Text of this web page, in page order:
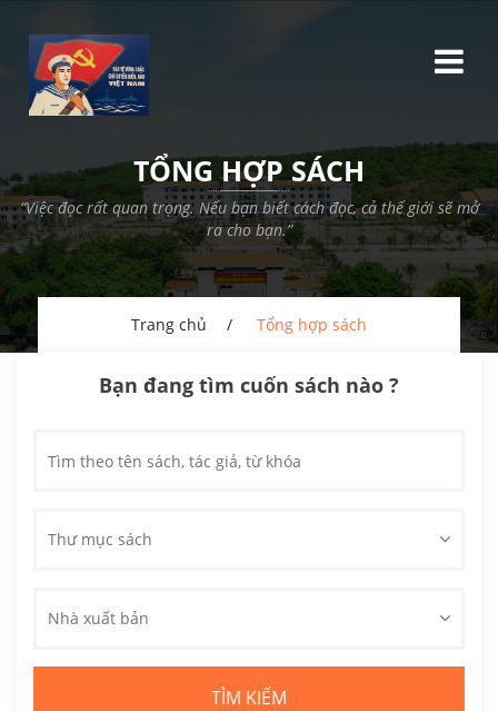
TỔNG HỢP SÁCH
“Việc đọc rất quan trọng. Nếu bạn biết cách đọc, cả thế giới sẽ mở
ra cho bạn.”
Trang chủ Tổng hợp sách
Bạn đang tìm cuốn sách nào ?
Thư mục sách
Nhà xuất bản